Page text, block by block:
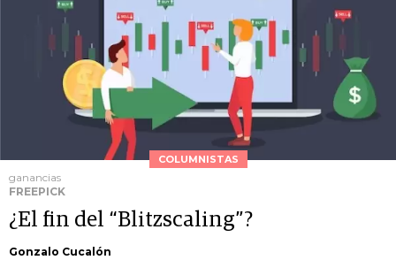
COLUMNISTAS
ganancias
FREEPICK
¿El fin del “Blitzscaling”?
Gonzalo Cucalón